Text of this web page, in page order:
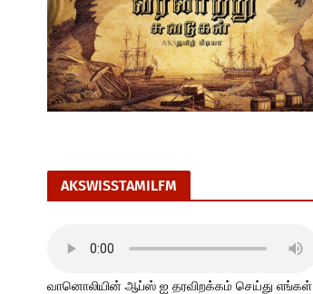
AKSWISSTAMILFM
வானொலியின் ஆப்ஸ் ஐ தரவிறக்கம் செய்து எங்கள்